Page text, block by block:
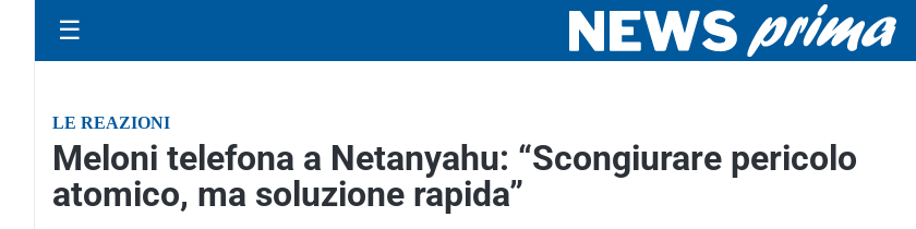
☰
LE REAZIONI
Meloni telefona a Netanyahu: “Scongiurare pericolo
atomico, ma soluzione rapida”